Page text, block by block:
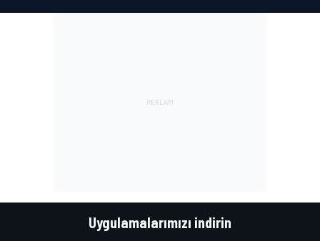
Uygulamalarımızı indirin